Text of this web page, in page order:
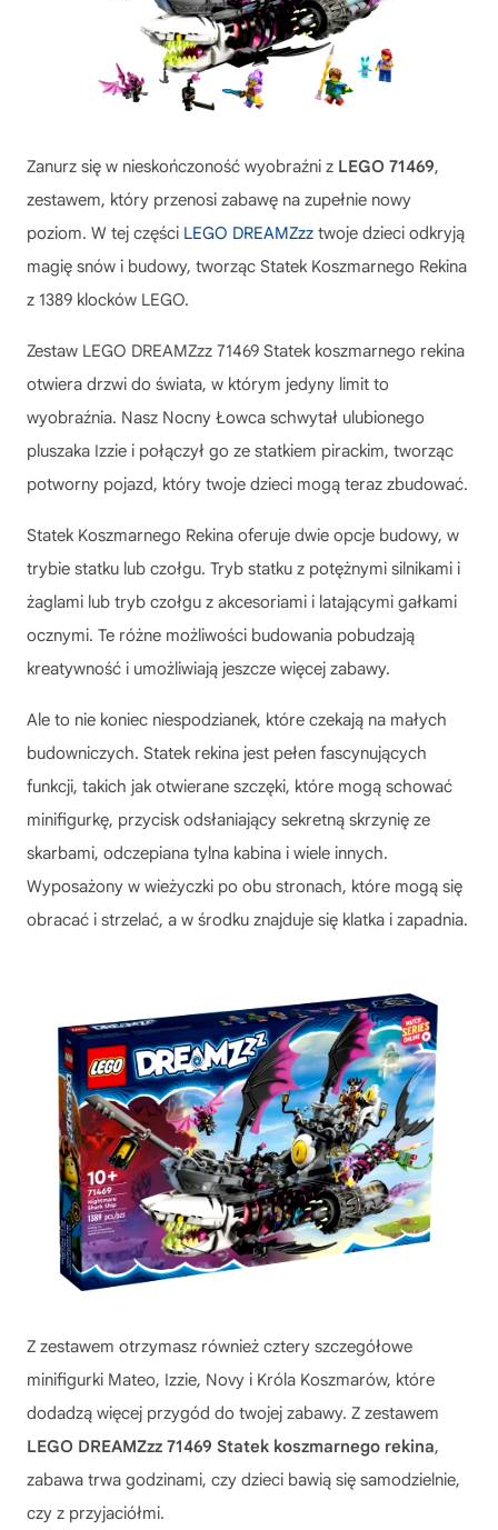
Zanurz się w nieskończoność wyobraźni z LEGO 71469,
zestawem, który przenosi zabawę na zupełnie nowy
poziom. W tej części LEGO DREAMZzz twoje dzieci odkryją
magię snów i budowy, tworząc Statek Koszmarnego Rekina
z 1389 klocków LEGO.
Zestaw LEGO DREAMZzz 71469 Statek koszmarnego rekina
otwiera drzwi do świata, w którym jedyny limit to
wyobraźnia. Nasz Nocny Łowca schwytał ulubionego
pluszaka Izzie i połączył go ze statkiem pirackim, tworząc
potworny pojazd, który twoje dzieci mogą teraz zbudować.
Statek Koszmarnego Rekina oferuje dwie opcje budowy, w
trybie statku lub czołgu. Tryb statku z potężnymi silnikami i
żaglami lub tryb czołgu z akcesoriami i latającymi gałkami
ocznymi. Te różne możliwości budowania pobudzają
kreatywność i umożliwiają jeszcze więcej zabawy.
Ale to nie koniec niespodzianek, które czekają na małych
budowniczych. Statek rekina jest pełen fascynujących
funkcji, takich jak otwierane szczęki, które mogą schować
minifigurkę, przycisk odsłaniający sekretną skrzynię ze
skarbami, odczepiana tylna kabina i wiele innych.
Wyposażony w wieżyczki po obu stronach, które mogą się
obracać i strzelać, a w środku znajduje się klatka i zapadnia.
Z zestawem otrzymasz również cztery szczegółowe
minifigurki Mateo, Izzie, Novy i Króla Koszmarów, które
dodadzą więcej przygód do twojej zabawy. Z zestawem
LEGO DREAMZzz 71469 Statek koszmarnego rekina,
zabawa trwa godzinami, czy dzieci bawią się samodzielnie,
czy z przyjaciółmi.